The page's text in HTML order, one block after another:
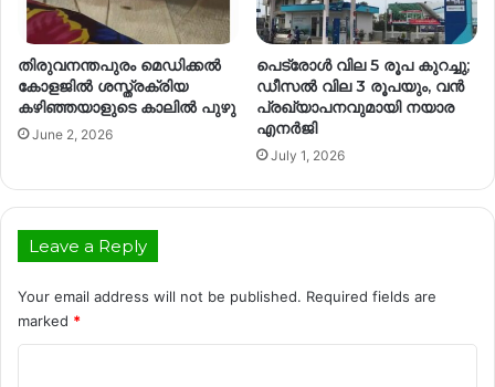
തിരുവനന്തപുരം മെഡിക്കൽ
കോളജിൽ ശസ്ത്രക്രിയ
കഴിഞ്ഞയാളുടെ കാലിൽ പുഴു
June 2, 2026
പെട്രോള്‍ വില 5 രൂപ കുറച്ചു;
ഡീസല്‍ വില 3 രൂപയും, വന്‍
പ്രഖ്യാപനവുമായി നയാര
എനര്‍ജി
July 1, 2026
Leave a Reply
Your email address will not be published. Required fields are
marked *